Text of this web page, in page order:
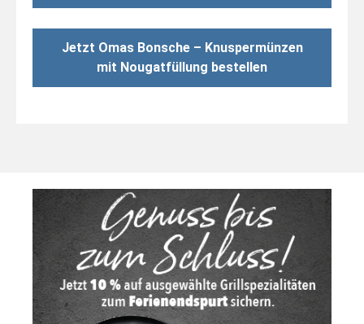
Jetzt Omas Bonsche – Knuspermünzen
mit Nougatfüllung bestellen